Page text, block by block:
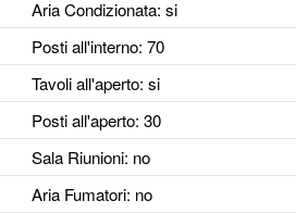
Aria Condizionata: si
Posti all'interno: 70
Tavoli all'aperto: si
Posti all'aperto: 30
Sala Riunioni: no
Aria Fumatori: no